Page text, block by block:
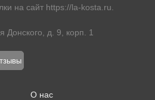
на сайт https://la-kosta.ru
Донского, д. 9, корп. 1
О нас